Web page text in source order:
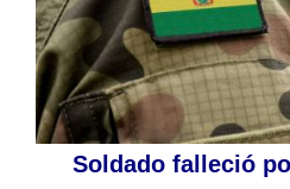
Soldado falleció